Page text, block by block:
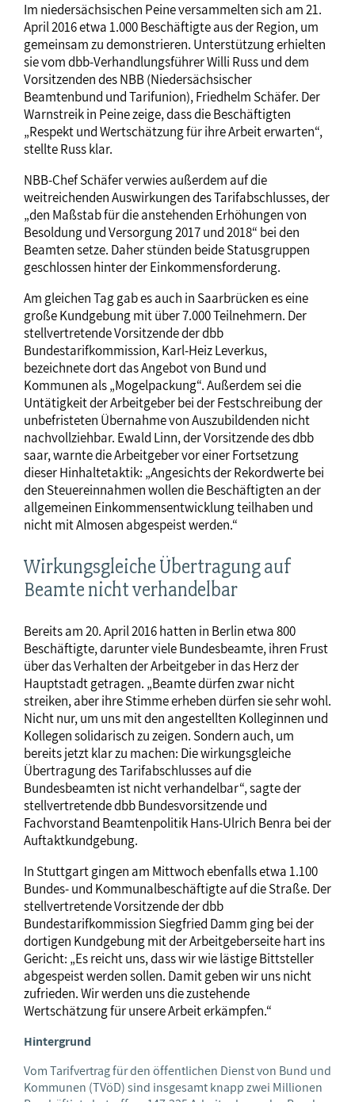
Im niedersächsischen Peine versammelten sich am 21.
April 2016 etwa 1.000 Beschäftigte aus der Region, um
gemeinsam zu demonstrieren. Unterstützung erhielten
sie vom dbb-Verhandlungsführer Willi Russ und dem
Vorsitzenden des NBB (Niedersächsischer
Beamtenbund und Tarifunion), Friedhelm Schäfer. Der
Warnstreik in Peine zeige, dass die Beschäftigten
„Respekt und Wertschätzung für ihre Arbeit erwarten“,
stellte Russ klar.
NBB-Chef Schäfer verwies außerdem auf die
weitreichenden Auswirkungen des Tarifabschlusses, der
„den Maßstab für die anstehenden Erhöhungen von
Besoldung und Versorgung 2017 und 2018“ bei den
Beamten setze. Daher stünden beide Statusgruppen
geschlossen hinter der Einkommensforderung.
Am gleichen Tag gab es auch in Saarbrücken es eine
große Kundgebung mit über 7.000 Teilnehmern. Der
stellvertretende Vorsitzende der dbb
Bundestarifkommission, Karl-Heiz Leverkus,
bezeichnete dort das Angebot von Bund und
Kommunen als „Mogelpackung“. Außerdem sei die
Untätigkeit der Arbeitgeber bei der Festschreibung der
unbefristeten Übernahme von Auszubildenden nicht
nachvollziehbar. Ewald Linn, der Vorsitzende des dbb
saar, warnte die Arbeitgeber vor einer Fortsetzung
dieser Hinhaltetaktik: „Angesichts der Rekordwerte bei
den Steuereinnahmen wollen die Beschäftigten an der
allgemeinen Einkommensentwicklung teilhaben und
nicht mit Almosen abgespeist werden.“
Wirkungsgleiche Übertragung auf
Beamte nicht verhandelbar
Bereits am 20. April 2016 hatten in Berlin etwa 800
Beschäftigte, darunter viele Bundesbeamte, ihren Frust
über das Verhalten der Arbeitgeber in das Herz der
Hauptstadt getragen. „Beamte dürfen zwar nicht
streiken, aber ihre Stimme erheben dürfen sie sehr wohl.
Nicht nur, um uns mit den angestellten Kolleginnen und
Kollegen solidarisch zu zeigen. Sondern auch, um
bereits jetzt klar zu machen: Die wirkungsgleiche
Übertragung des Tarifabschlusses auf die
Bundesbeamten ist nicht verhandelbar“, sagte der
stellvertretende dbb Bundesvorsitzende und
Fachvorstand Beamtenpolitik Hans-Ulrich Benra bei der
Auftaktkundgebung.
In Stuttgart gingen am Mittwoch ebenfalls etwa 1.100
Bundes- und Kommunalbeschäftigte auf die Straße. Der
stellvertretende Vorsitzende der dbb
Bundestarifkommission Siegfried Damm ging bei der
dortigen Kundgebung mit der Arbeitgeberseite hart ins
Gericht: „Es reicht uns, dass wir wie lästige Bittsteller
abgespeist werden sollen. Damit geben wir uns nicht
zufrieden. Wir werden uns die zustehende
Wertschätzung für unsere Arbeit erkämpfen.“
Hintergrund
Vom Tarifvertrag für den öffentlichen Dienst von Bund und
Kommunen (TVöD) sind insgesamt knapp zwei Millionen